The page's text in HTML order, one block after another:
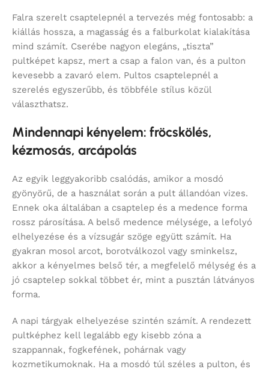
Falra szerelt csaptelepnél a tervezés még fontosabb: a
kiállás hossza, a magasság és a falburkolat kialakítása
mind számít. Cserébe nagyon elegáns, „tiszta”
pultképet kapsz, mert a csap a falon van, és a pulton
kevesebb a zavaró elem. Pultos csaptelepnél a
szerelés egyszerűbb, és többféle stílus közül
választhatsz.
Mindennapi kényelem: fröcskölés,
kézmosás, arcápolás
Az egyik leggyakoribb csalódás, amikor a mosdó
gyönyörű, de a használat során a pult állandóan vizes.
Ennek oka általában a csaptelep és a medence forma
rossz párosítása. A belső medence mélysége, a lefolyó
elhelyezése és a vízsugár szöge együtt számít. Ha
gyakran mosol arcot, borotválkozol vagy sminkelsz,
akkor a kényelmes belső tér, a megfelelő mélység és a
jó csaptelep sokkal többet ér, mint a pusztán látványos
forma.
A napi tárgyak elhelyezése szintén számít. A rendezett
pultképhez kell legalább egy kisebb zóna a
szappannak, fogkefének, pohárnak vagy
kozmetikumoknak. Ha a mosdó túl széles a pulton, és